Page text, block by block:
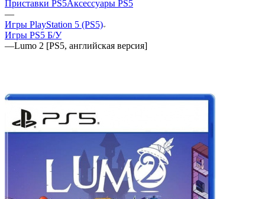
Приставки PS5Аксессуары PS5
—
Игры PlayStation 5 (PS5)
Игры PS5 Б/У
—Lumo 2 [PS5, английская версия]